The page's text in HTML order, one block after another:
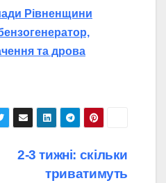
Рівненщини
та дрова
2-3 тижні: скільки
триватимуть